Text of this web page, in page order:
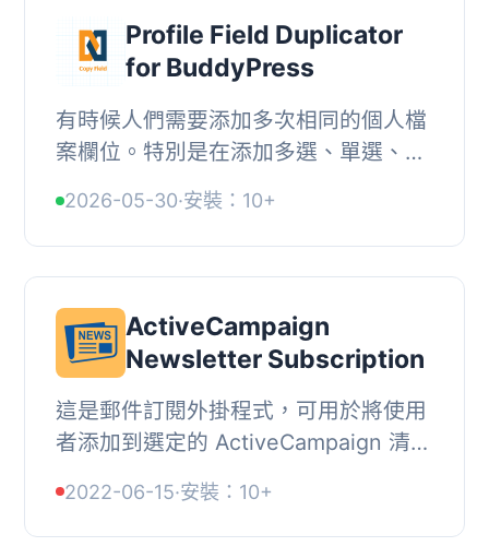
Profile Field Duplicator
for BuddyPress
有時候人們需要添加多次相同的個人檔
案欄位。特別是在添加多選、單選、確
您不需要一次又一次地添加相同的欄
位。現在只需...
2026-05-30·安裝：10+
ActiveCampaign
Newsletter Subscription
這是郵件訂閱外掛程式，可用於將使用
者添加到選定的 ActiveCampaign 清單
這款專業版外掛程式與以下外掛程式相
容：, ,...
2022-06-15·安裝：10+